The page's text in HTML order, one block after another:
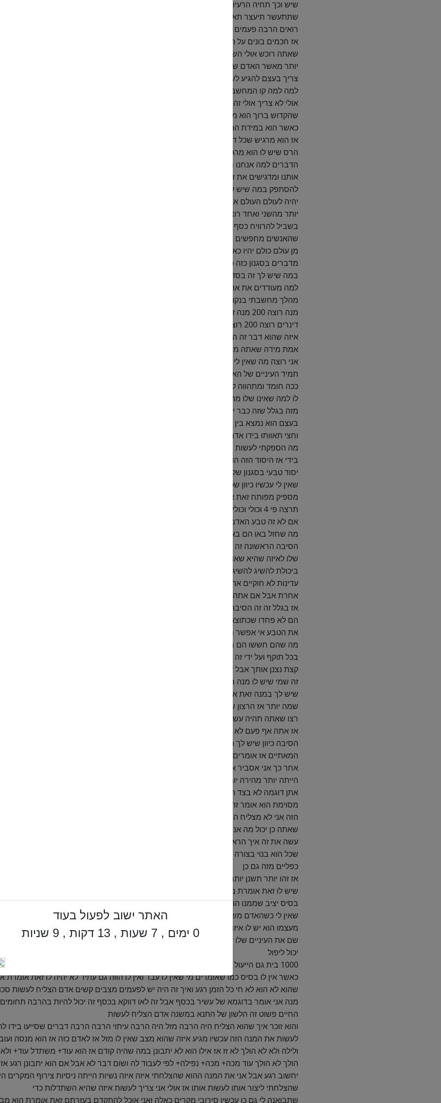
האתר ישוב לפעול בעוד
0 ימים , 7 שעות , 13 דקות , 8 שניות
שתתעשר תיעצר תאסר תתן לצדקה מאסר ואז אתה תתעשר אז שואלים כולם את השאלה
רואים הרבה פעמים שיש אנשים שמאשרים ולא מתעשרים
אז חכמים בונים על השאלה אחד מהתשובהות שעונים על זה שמי אמר שהשירות היא הממון
שאתה רוכש אולי השירות זה שאתה תזכה בזכות זה שאתה מאסר שיהיה לך את מידת
יותר מאשר האדם שמח בחלקו ומה שיש לו והוא רגוע ויש לו שלוות נפש ממה שיש לו זה
צריך בעצם להגיע לשירות כמו שהיא אני בכוונה מביא את הדברים האלה שזה יכול לקומם
למה למה קו המחשבה זה דווקא כאילו למה בפועל ממש לבוא לידי השירות ממש זה כאילו אולי
אולי לא צריך אולי זה לא יתן שום דבר עד כדי כך שהיו אומרים ובאו עליך כל הברכות האלה
שהקדוש ברוך הוא מברך מתי האדם מרגיש שהברכות משיגות אותו ושהוא מצליח
כאשר הוא במידת ההסתפקות אז הוא חושב לא מגיע לשום דבר כיוון שהוא חושב שלא מגיע
אז הוא מרגיש שכל דבר הכי קטן שנותנים לו איזה יופי אושר גדול אז הוא מרגיש מרוצה ממה
הרס שיש לו הוא מרגיש מסופק בזה אז שוב אני חוזר לתמיהה שאני מעלה כמה וכמה פעמים
הדברים למה אנחנו מלמדים אותנו מחנכים אותנו חזל מדברים בסגנון הזה אז למה חזל מלמדים
אותנו ומדגישים את זה כל כך שיש לאדם
להסתפק במה שיש לו ושהוא לא צריך לחתור לעשירות אם אם כולם יחשבו בכיוון הזה אז איזה
יהיה לעולם העולם אימה מתפתח מזה שיש מוטיבציה יש אמביציה יש רצון ואחד רוצה להיות
יותר מהשני ואחד רוצה להרוויח יותר אז הוא ממציא איזה שהם דברים הוא יוצר איזה שהם
בשביל להרוויח כסף לא משנה אז המטרה מקדשת את האמצעים פיתוח העולם בא כתוצאה מזה
שהאנשים מחפשים מבוקרים מבוקש מסיים רצים אחרי אם זה לא יהיה ככה אז מה יהיה כאילו
מן עולם כולם יהיו כאלה אז כאילו למה למה בפרקי אבות התנך ואני אומר זה לא רק ביהדות זה
מדברים בסגנון כזה כל מיני אמרות חכמים הם כאלה שאיזה הוא העשיר השמח בחלקות
במה שיש לך זה בסדר כמו שהוא למה זה בסדר זה לא בסדר למה למה
למה מעודדים את את החולשה למה לא מעודדים את העשייה אז אני רוצה להציע בפניכם איזשהו
מהלך מחשבתי בנקודה הזאתי ואיתו להגיע גם כן לכמה היבטים מוסריים בגמרא כתוב כלל מי
מנה רוצה 200 מנה זה היה מטבע של מאדינרים בימים ההם מי שיש לו מנה מי שיש לו
דינרים רוצה 200 רוצה שיהיה לו כפליים הטבע הזה אני מדגיש המילה טבע הזה טבע שכאשר
איזה שהוא דבר זה הופך להיות מין
אמת מידה שאתה מעודד את עצמך שאם הצלחתי להגיע למנה אז אז אני אז אני אז את זה כבר
אני רוצה מה שאין לי מה אין לי כפליים אם אני אין לי ומי שיש לו 200
תמיד העיניים של האדם במה שעדיין אין לו עד כדי כך זה בא לידי ביטוי יש לנו אחד הפיוטים
ככה חומד ומתהווה לעינו שלו או מה שיש לו אינו שלו לפעמים האדם חי כל כך הוא מתאווה
לו למה שאינו שלו מה שהוא רואה שם ומה שיש לו אין לו משום שהוא לא באמת הוא לא באמת
מזה בגלל שזה כבר יש לי העיניים שלי שם אז הוא כבר הוא פה לא נמצא הוא נמצא שם לא שלו
בעצם הוא נמצא בין בלא כלום הוא נמצא או בסגנון של חזל שהוא הרבה יותר חד ובוטה אין
וחצי תאוותו בידו אדם מת אחד הרצון הוא רצה הרבה יותר
מה הספקתי לעשות בחיים האלה כלום רציתי רציתי רציתי נשארתי עם מרצונות ושום דבר לא
בידי אז היסוד הזה הוא יסוד שאף אחד לא היה צריך לחנך אותנו אליו אנחנו נולדנו איתו היסוד
יסוד טבעי בסגנון של תורת החסידות יסוד בהמי שכאשר יש לך משהו זה כבר יש לי אני
שאין לי עכשיו כיוון שכך חזל קדושים לא מצאו לנכון לבוא ולעודד דבר שהוא מעודד כבר דבר
מספיק מפותח זאת אומרת אם יש לך משהו אתה תמיד תרצה כפליים ממנו וכשיהיה לך
תרצה פי 4 וכולי וכולי אז זה כבר דבר שהוא טבע אז הטבע הזה הוא טבע בין אם אני אעודד אותו
אם לא זה טבע האדם
מה שחזל באו הם באו למתן את הטבע הזה ויש לזה שתי שתי סיבות למה הם ניסו למתן את
הסיבה הראשונה זה סיבה מוסרית כאשר האדם מונח חזק מאוד במה שאין לו והוא מיישר את
שלו לאיזה שהיא שאותה הוא רוצה להשיג אבל אנחנו כולנו יודעים שלפעמים ישנם דברים שאין
ביכולת להשיג להשיג אותם ולפעמים יש דברים שכדי להשיג אותם אתה צריך לעשות דברים
עדינות לא חוקיים אתה צריך לעשות דברים לא כדי להשיג אותם כי אין באפשרות להשיג
אחרת אבל אם אתה הנחת את העיניים שלך עליהם אז אתה בבעיה לא לא פשוטה אז בכלל
אז בגלל זה זה הסיבה הפשטנית חזל אמרו לנו חכמינו אמרו לנו תשמעו איזה איזה השיר
הם לא פחדו שכתוצאה מהאמרה הזאתי אנשים יפסיקו את המוטיבציה הטבעית כי זה טבעי
את הטבע אי אפשר מה שנקרא מה שנקרא אי אפשר לכלות את הרוח זה ישאר זה טבע האדם
מה שהם חששו הם חששו שאתה תגיע מזה לאיזה שהם תשוקות לא ריאליות ואתה תחתור
בכל תוקף ועל ידי זה תרמוס אחרים על ידי זה תעשה מעשים שאינם נכונים אז בוא בוא נרגיע
קצת נצנן אותך אבל זה תשובה פשטנית התשובה העמוקה יותר והאמיתית יותר והיסודית יותר
זה שמי שיש לו מנה רוצה 200 האמת היא שהשאיפה למאתיים באה לך מההתבוננות
שמה יותר אז הרצון שלך במאתיים הוא הופך להיות חזק יותר מסיבי יותר ופנימי יותר לכן
רצו שאתה תהיה עשיר בגלל שהם רצו שאתה תצליח אמרו אם אתה תתמקד כל הזמן במה
אז אתה אף פעם לא תתקדם באמת מה הסיבה שאתה מתקדם ושואף ברמה שאתה שואף מה
הסיבה כיוון שיש לך מנה אבל כמו שאמרתי קודם אתה לא חושב על המנה שיש לך אתה חושב
המאתיים אז אומרים ככה אם היית חושב קצת יותר על המאנה שלך אני אומר קודם כל את
אחר כך אני אסביר אותו אם היית חושב קצת יותר על המנה שלך ההצלחה שלך בהשגת
הייתה יותר מהירה יותר נכונה יותר אמיתית יותר ריאלית אבל אם אתה לא שקוע בכלל במה
אתן דוגמה לא בצד הכספי אלא בצד בתחום הלימודי למשל אדם לומד לומד לומד מגיע
מסוימת הוא אומר זה אני כבר לא יכול לעשות זה מידי כבד עליי הלימודים האלה החומר הזה
הזה אני לא מצליח הראש שלי לא קולט את זה אז אז אז רגע כדי כדי להביא את התלמיד לידי
שאתה כן יכול מה אנחנו צריכים לעשות רגע רגע איך אתה הצלחת לעשות את א' ב' ג' ד' זה
עשה את זה איך הראש שלך עשה את זה אז הוא אומר כן אבל זה לא בדיוק אומר מה אבל כל
כפליים מזה גם כן
אז זהו יותר תשנן יותר תחזור וכולו אבל אתה תוכל להגיע לאותם תוצאות אז ככל שהאדם
שיש לו זאת אומרת במה שהוא כן הצליח לעשות אז מכאן הוא יוכל אז יש לו כמו שאומרים
בסיס יציב שממנו הוא יכול ללכת ולהשליך גם לדבר שעדיין אין לי ולמשוט אותו אליו להשיג
שאין לי כשהאדם משתחרר לגמרי ממה שיש לו מה שנקרא השורש הבור הוא הוא רוצה הוא יוצא
מעצמו הוא יש לו איזה שהוא תשוקה לאיזה דבר והוא ממש לא חושב על מה שנעשה סביבו הוא
שם את העיניים שלו על הבחינה ההיא ברגע שיהיה קושי יוצא מן הכלל יכול להיות שהוא
יכול ליפול
1000 בית גם הייעול והדרך איך להגיע למטרה שאותה הוא רוצה להגיע תהפוך להיות שטחית
כאשר אין לו בסיס כמו שאומרים מי שאין לו עבר ואין לו הווה גם עתיד לא יהיה לו זאת אומרת
שהוא לא הוא לא חי כל הזמן רגע ואיך זה היה יש לפעמים מצבים קשים אדם הצליח לעשות
מנה אני אומר בדוגמא של עשיר בכסף אבל זה לאו דווקא בכסף זה יכול להיות בהרבה
החיים פשוט זה הלשון של התנא במשנה אדם הצליח לעשות
והוא זוכר איך שהוא הצליח היה הרבה מזל היה הרבה עיתוי הרבה הרבה דברים שסייעו בידו
לעשות את המנה הזה עכשיו מגיע איזה שהוא מצב שאין לו מזל אז לאדם כזה אז הוא מנסה
ולילה ולא לא הולך לא זז אז אילו הוא לא יתבונן במה שהיה קודם אז הוא עוד+ משתדל עוד+ ולא
הולך לא הולך עוד מכה+ מכה+ נפילה+ לפי לעבוד לה ושום דבר לא אבל אם הוא יתבונן רגע
יחשוב רגע אבל אני את המנה ההוא שהצלחתי איזה איזה נשיות הייתה ניסיות צירוף המקרים
שהצלחתי ליצור אותו לעשות אותו אז אולי אני צריך לעשות איזה שהיא השתדלות כדי
שתבואנה לי גם כן עכשיו סירובי מקרים כאלה ואני אוכל להתקדם בעזרתם זאת אומרת הוא